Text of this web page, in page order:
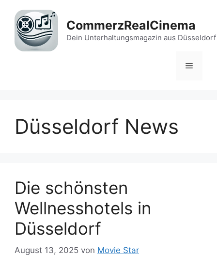
Inhalt
springen
CommerzRealCinema
Dein Unterhaltungsmagazin aus Düsseldorf
Menü
Düsseldorf News
Die schönsten
Wellnesshotels in
Düsseldorf
August 13, 2025 von Movie Star